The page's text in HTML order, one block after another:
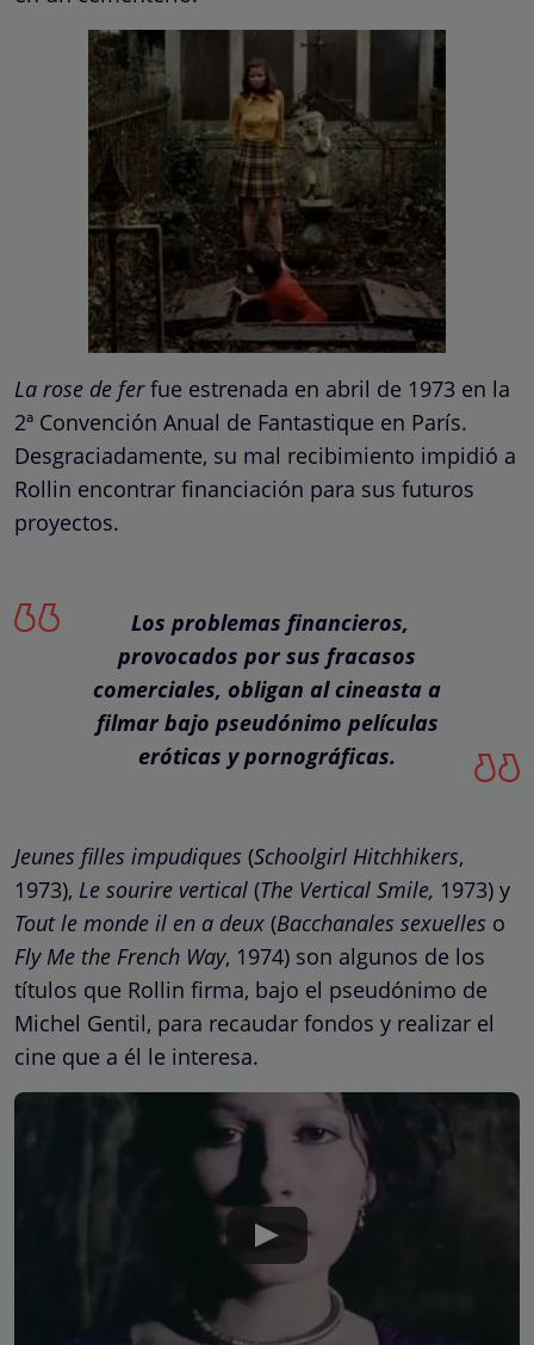
La rose de ferfue estrenada en abril de 1973 en la
2ª Convención Anual de Fantastique en París.
Desgraciadamente, su mal recibimiento impidió a
Rollin encontrar financiación para sus futuros
proyectos.
Los problemas financieros,
provocados por sus fracasos
comerciales, obligan al cineasta a
filmar bajo pseudónimo películas
eróticas y pornográficas.
Jeunes filles impudiques (Schoolgirl Hitchhikers,
1973), Le sourire vertical (The Vertical Smile, 1973) y
Tout le monde il en a deux (Bacchanales sexuelles o
Fly Me the French Way, 1974) son algunos de los
títulos que Rollin firma, bajo el pseudónimo de
Michel Gentil, para recaudar fondos y realizar el
cine que a él le interesa.